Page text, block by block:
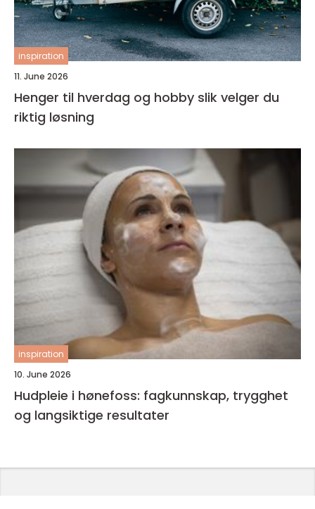
inspiration
11. June 2026
Henger til hverdag og hobby slik velger du
riktig løsning
inspiration
10. June 2026
Hudpleie i hønefoss: fagkunnskap, trygghet
og langsiktige resultater